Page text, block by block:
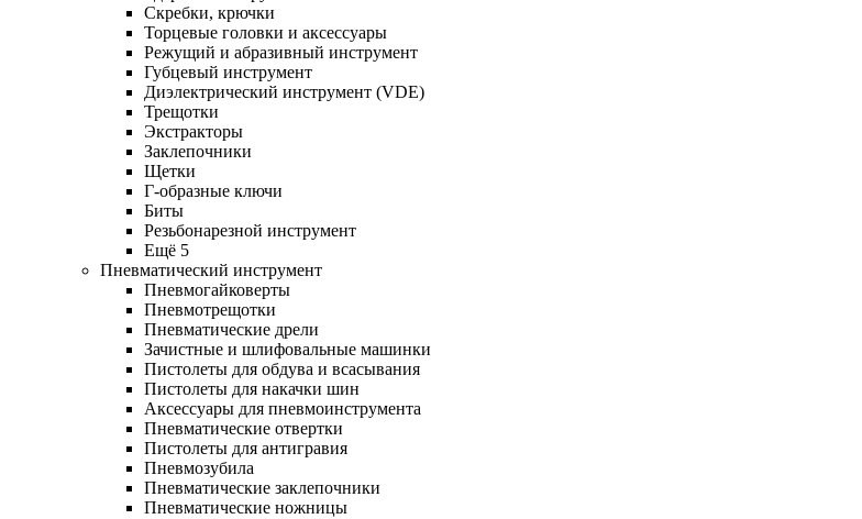
Скребки, крючки
Торцевые головки и аксессуары
Режущий и абразивный инструмент
Губцевый инструмент
Диэлектрический инструмент (VDE)
Трещотки
Экстракторы
Заклепочники
Щетки
Г-образные ключи
Биты
Резьбонарезной инструмент
Ещё 5
Пневматический инструмент
Пневмогайковерты
Пневмотрещотки
Пневматические дрели
Зачистные и шлифовальные машинки
Пистолеты для обдува и всасывания
Пистолеты для накачки шин
Аксессуары для пневмоинструмента
Пневматические отвертки
Пистолеты для антигравия
Пневмозубила
Пневматические заклепочники
Пневматические ножницы